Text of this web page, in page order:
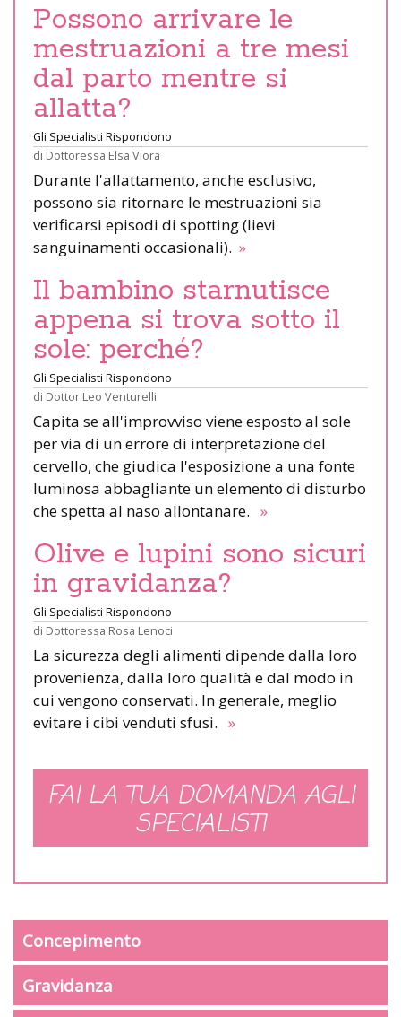
Possono arrivare le
mestruazioni a tre mesi
dal parto mentre si
allatta?
Gli Specialisti Rispondono
di Dottoressa Elsa Viora
Durante l'allattamento, anche esclusivo,
possono sia ritornare le mestruazioni sia
verificarsi episodi di spotting (lievi
sanguinamenti occasionali). »
Il bambino starnutisce
appena si trova sotto il
sole: perché?
Gli Specialisti Rispondono
di Dottor Leo Venturelli
Capita se all'improvviso viene esposto al sole
per via di un errore di interpretazione del
cervello, che giudica l'esposizione a una fonte
luminosa abbagliante un elemento di disturbo
che spetta al naso allontanare. »
Olive e lupini sono sicuri
in gravidanza?
Gli Specialisti Rispondono
di Dottoressa Rosa Lenoci
La sicurezza degli alimenti dipende dalla loro
provenienza, dalla loro qualità e dal modo in
cui vengono conservati. In generale, meglio
evitare i cibi venduti sfusi. »
FAI LA TUA DOMANDA AGLI
SPECIALISTI
Concepimento
Gravidanza